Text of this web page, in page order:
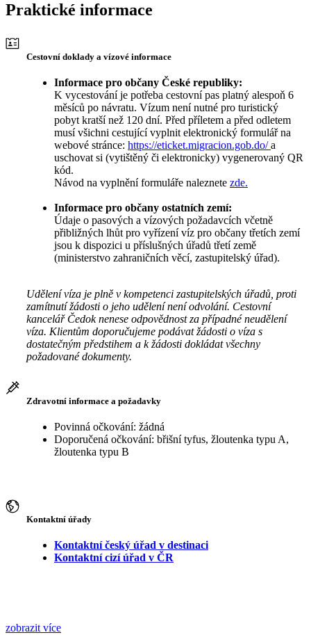
Praktické informace
Cestovní doklady a vízové informace
Informace pro občany České republiky:
K vycestování je potřeba cestovní pas platný alespoň 6
měsíců po návratu. Vízum není nutné pro turistický
pobyt kratší než 120 dní. Před příletem a před odletem
musí všichni cestující vyplnit elektronický formulář na
webové stránce: https://eticket.migracion.gob.do/a
uschovat si (vytištěný či elektronicky) vygenerovaný QR
kód.
Návod na vyplnění formuláře naleznete zde.
Informace pro občany ostatních zemí:
Údaje o pasových a vízových požadavcích včetně
přibližných lhůt pro vyřízení víz pro občany třetích zemí
jsou k dispozici u příslušných úřadů třetí země
(ministerstvo zahraničních věcí, zastupitelský úřad).
Udělení víza je plně v kompetenci zastupitelských úřadů, proti
zamítnutí žádosti o jeho udělení není odvolání. Cestovní
kancelář Čedok nenese odpovědnost za případné neudělení
víza. Klientům doporučujeme podávat žádosti o víza s
dostatečným předstihem a k žádosti dokládat všechny
požadované dokumenty.
Zdravotní informace a požadavky
Povinná očkování: žádná
Doporučená očkování: břišní tyfus, žloutenka typu A,
žloutenka typu B
Kontaktní úřady
Kontaktní český úřad v destinaci
Kontaktní cizí úřad v ČR
zobrazit více